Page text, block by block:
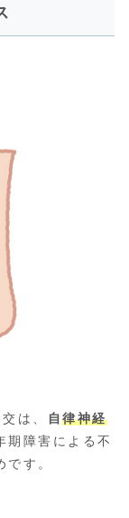
は、 自律神経
期障害による不
す。